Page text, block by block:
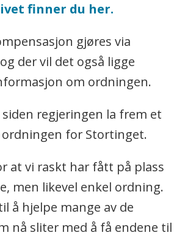
finner du her.
gjøres via
der vil det også ligge
om ordningen.
regjeringen la frem et
for Stortinget.
at vi raskt har fått på plass
men likevel enkel ordning.
å hjelpe mange av de
nå sliter med å få endene til